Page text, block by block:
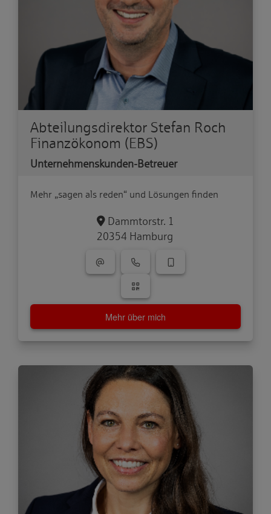
Abteilungsdirektor Stefan Roch
Finanzökonom (EBS)
Unternehmenskunden-Betreuer
Mehr „sagen als reden“ und Lösungen finden
Dammtorstr. 1
20354 Hamburg
Mehr über mich